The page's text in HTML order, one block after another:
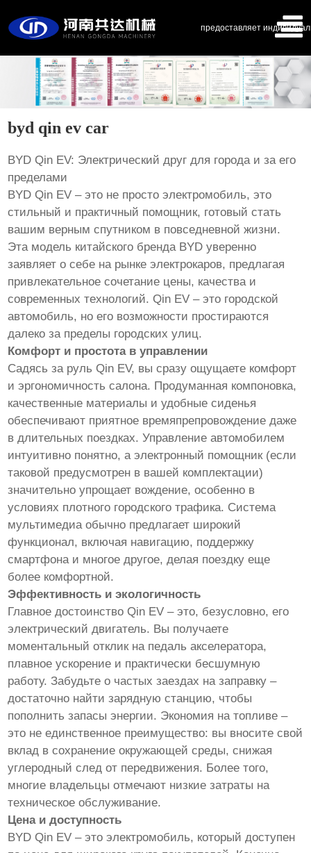
предоставляет
byd qin ev car
BYD Qin EV: Электрический друг для города и за его
пределами
BYD Qin EV – это не просто электромобиль, это
стильный и практичный помощник, готовый стать
вашим верным спутником в повседневной жизни.
Эта модель китайского бренда BYD уверенно
заявляет о себе на рынке электрокаров, предлагая
привлекательное сочетание цены, качества и
современных технологий. Qin EV – это городской
автомобиль, но его возможности простираются
далеко за пределы городских улиц.
Комфорт и простота в управлении
Садясь за руль Qin EV, вы сразу ощущаете комфорт
и эргономичность салона. Продуманная компоновка,
качественные материалы и удобные сиденья
обеспечивают приятное времяпрепровождение даже
в длительных поездках. Управление автомобилем
интуитивно понятно, а электронный помощник (если
таковой предусмотрен в вашей комплектации)
значительно упрощает вождение, особенно в
условиях плотного городского трафика. Система
мультимедиа обычно предлагает широкий
функционал, включая навигацию, поддержку
смартфона и многое другое, делая поездку еще
более комфортной.
Эффективность и экологичность
Главное достоинство Qin EV – это, безусловно, его
электрический двигатель. Вы получаете
моментальный отклик на педаль акселератора,
плавное ускорение и практически бесшумную
работу. Забудьте о частых заездах на заправку –
достаточно найти зарядную станцию, чтобы
пополнить запасы энергии. Экономия на топливе –
это не единственное преимущество: вы вносите свой
вклад в сохранение окружающей среды, снижая
углеродный след от передвижения. Более того,
многие владельцы отмечают низкие затраты на
техническое обслуживание.
Цена и доступность
BYD Qin EV – это электромобиль, который доступен